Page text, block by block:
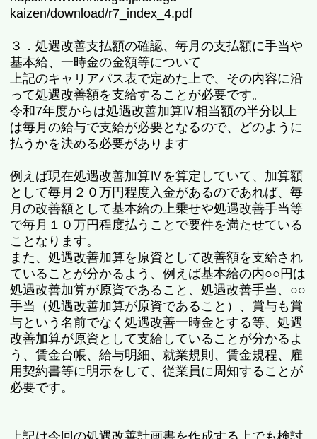
kaizen/download/r7_index_4.pdf
３．処遇改善支払額の確認、毎月の支払額に手当や
基本給、一時金の金額等について
上記のキャリアパス表で定めた上で、その内容に沿
って処遇改善額を支給することが必要です。
令和7年度からは処遇改善加算Ⅳ相当額の半分以上
は毎月の給与で支給が必要となるので、どのように
払うかを決める必要があります
例えば現在処遇改善加算Ⅳを算定していて、加算額
として毎月２０万円程度入金があるのであれば、毎
月の改善額として基本給の上乗せや処遇改善手当等
で毎月１０万円程度払うことで要件を満たせている
ことなります。
また、処遇改善加算を原資として改善額を支給され
ていることが分かるよう、例えば基本給の内○○円は
処遇改善加算が原資であること、処遇改善手当、○○
手当（処遇改善加算が原資であること）、賞与も賞
与という名前でなく処遇改善一時金とする等、処遇
改善加算が原資として支給していることが分かるよ
う、賃金台帳、給与明細、就業規則、賃金規程、雇
用契約書等に明示をして、従業員に周知することが
必要です。
上記は今回の処遇改善計画書を作成する上でも検討